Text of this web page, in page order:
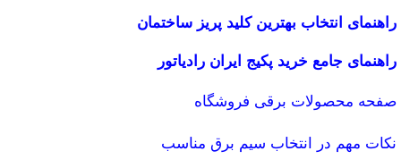
راهنمای انتخاب بهترین کلید پریز ساختمان
راهنمای جامع خرید پکیج ایران رادیاتور
صفحه محصولات برقی فروشگاه
نکات مهم در انتخاب سیم برق مناسب